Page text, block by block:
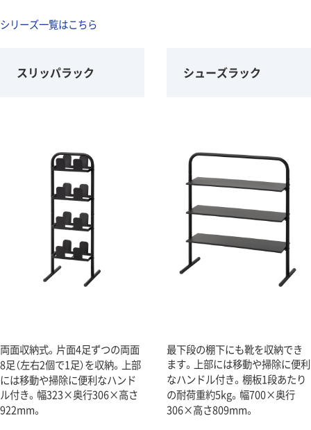
シリーズ一覧はこちら
スリッパラック
両面収納式。片面4足ずつの両面
8足（左右2個で1足）を収納。上部
には移動や掃除に便利なハンド
ル付き。幅323×奥行306×高さ
922mm。
シューズラック
最下段の棚下にも靴を収納でき
ます。上部には移動や掃除に便利
なハンドル付き。棚板1段あたり
の耐荷重約5kg。幅700×奥行
306×高さ809mm。